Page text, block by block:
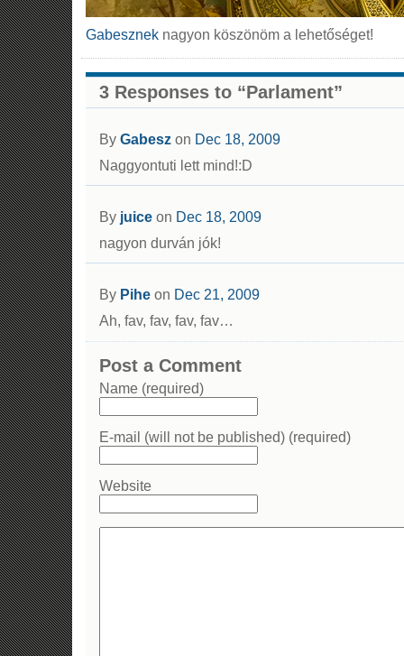
Gabesznek nagyon köszönöm a lehetőséget!
3 Responses to “Parlament”
By Gabesz on Dec 18, 2009
Naggyontuti lett mind!:D
By juice on Dec 18, 2009
nagyon durván jók!
By Pihe on Dec 21, 2009
Ah, fav, fav, fav, fav…
Post a Comment
Name (required)
E-mail (will not be published) (required)
Website